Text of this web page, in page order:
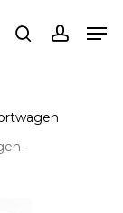
suchen Konto